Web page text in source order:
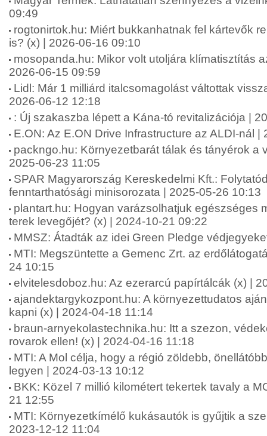
09:49
rogtonirtok.hu: Miért bukkanhatnak fel kártevők
is? (x) | 2026-06-16 09:10
mosopanda.hu: Mikor volt utoljára klímatisztítás
2026-06-15 09:59
Lidl: Már 1 milliárd italcsomagolást váltottak
2026-06-12 12:18
: Új szakaszba lépett a Kána-tó revitalizációja |
E.ON: Az E.ON Drive Infrastructure az ALDI-nál |
packngo.hu: Környezetbarát tálak és tányérok a
2025-06-23 11:05
SPAR Magyarország Kereskedelmi Kft.:
fenntarthatósági minisorozata | 2025-05-26 10:13
plantart.hu: Hogyan varázsolhatjuk egészséges
terek levegőjét? (x) | 2024-10-21 09:22
MMSZ: Átadták az idei Green Pledge
MTI: Megszüntette a Gemenc Zrt. az
24 10:15
elvitelesdoboz.hu: Az ezerarcú papírtálcák (x) |
ajandektargykozpont.hu: A környezettudatos
kapni (x) | 2024-04-18 11:14
braun-arnyekolastechnika.hu: Itt a szezon,
rovarok ellen! (x) | 2024-04-16 11:18
MTI: A Mol célja, hogy a régió zöldebb,
legyen | 2024-03-13 10:12
BKK: Közel 7 millió kilométert tekertek tavaly a
21 12:55
MTI: Környezetkímélő kukásautók is gyűjtik a
2023-12-12 11:04